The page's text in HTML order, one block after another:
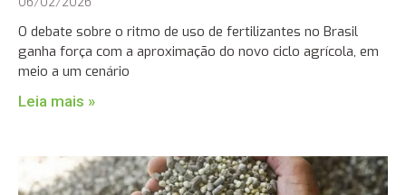
O debate sobre o ritmo de uso de fertilizantes no Brasil
ganha força com a aproximação do novo ciclo agrícola, em
meio a um cenário
Leia mais »